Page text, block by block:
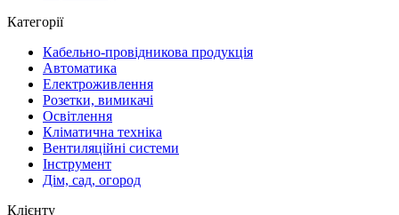
Категорії
Кабельно-провідникова продукція
Автоматика
Електроживлення
Розетки, вимикачі
Освітлення
Кліматична техніка
Вентиляційні системи
Інструмент
Дім, сад, огород
Клієнту